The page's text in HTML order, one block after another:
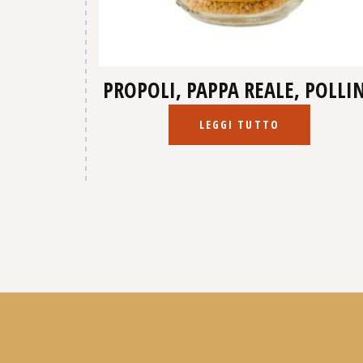
PROPOLI, PAPPA REALE,
LEGGI TUTTO